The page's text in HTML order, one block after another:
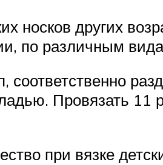
носков других
по различным
соответственно
Провязать 11
при вязке